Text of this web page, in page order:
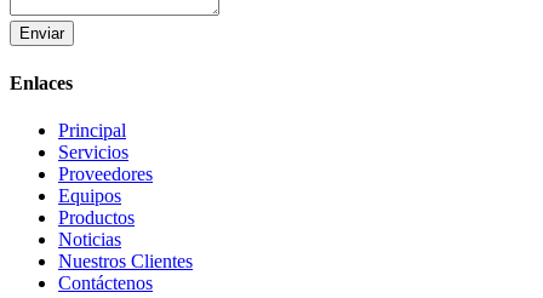
Enviar
Enlaces
Principal
Servicios
Proveedores
Equipos
Productos
Noticias
Nuestros Clientes
Contáctenos